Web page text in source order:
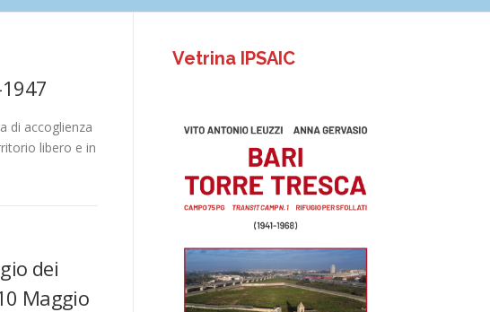
di accoglienza
libero e in
dei
Maggio
Vetrina IPSAIC